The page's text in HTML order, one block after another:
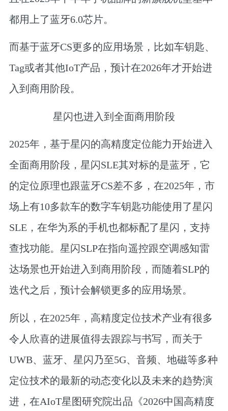
都用上了蓝牙6.0芯片。
而基于蓝牙CS更多的应用场景，比如车钥匙、
Tag或者其他IoT产品，预计在2026年才开始进
入到商用阶段。
星闪也进入到全面商用阶段
2025年，基于星闪的高精度定位能力开始进入
全面商用阶段，星闪SLE其对标的是蓝牙，它
的定位原理也跟蓝牙CS差不多，在2025年，市
场上有10多款车的数字车钥匙功能使用了星闪
SLE，在华为系的手机也都标配了星闪，支持
查找功能。星闪SLP在指向遥控跟空调感知雷
达场景也开始进入到商用阶段，而随着SLP的
迭代之后，预计会解锁更多的应用场景。
所以，在2025年，高精度定位技术产业有很多
令人欣喜的进展值得去跟踪与书写，而关于
UWB、蓝牙、星闪乃至5G、音频、地磁等多种
定位技术的最新的动态变化以及未来的趋势演
进，在AIoT星图研究院出品《2026中国高精度